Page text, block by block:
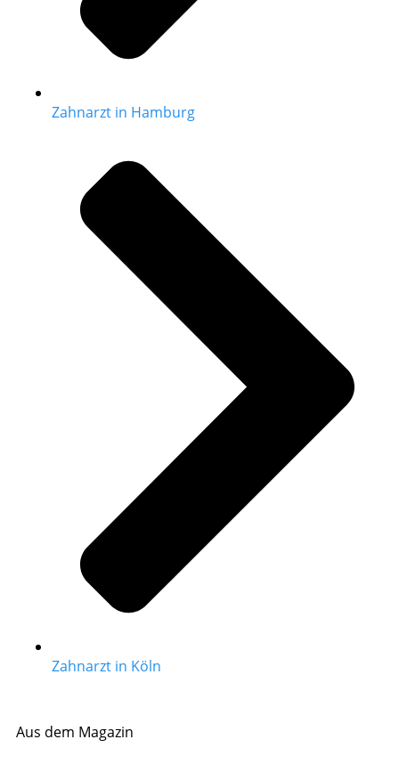
Zahnarzt in Hamburg
Zahnarzt in Köln
Aus dem Magazin